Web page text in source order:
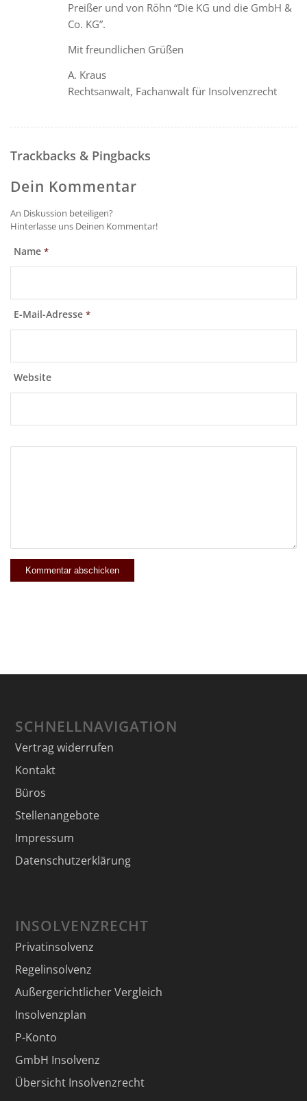
Preißer und von Röhn “Die KG und die GmbH &
Co. KG”.
Mit freundlichen Grüßen
A. Kraus
Rechtsanwalt, Fachanwalt für Insolvenzrecht
Trackbacks & Pingbacks
Dein Kommentar
An Diskussion beteiligen?
Hinterlasse uns Deinen Kommentar!
Name *
E-Mail-Adresse *
Website
SCHNELLNAVIGATION
Vertrag widerrufen
Kontakt
Büros
Stellenangebote
Impressum
Datenschutzerklärung
INSOLVENZRECHT
Privatinsolvenz
Regelinsolvenz
Außergerichtlicher Vergleich
Insolvenzplan
P-Konto
GmbH Insolvenz
Übersicht Insolvenzrecht